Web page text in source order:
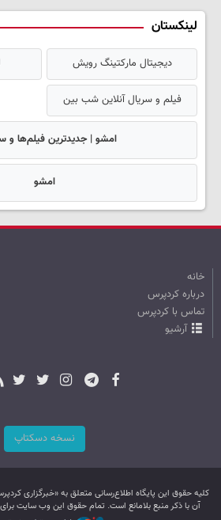
لینکستان
دیجیتال مارکتینگ رویش
فیلم و سریال آنلاین شب بین
امشو | جدیدترین فیلم‌ها و
امشو
خانه
درباره کردپرس
تماس با کردپرس
آرشیو
نسخه دسکتاپ
کليه حقوق اين پایگاه اطلاع‌رسانی متعلق به «خبرگزاری
آن با ذکر منبع بلامانع است. تمام حقوق این وب سایت